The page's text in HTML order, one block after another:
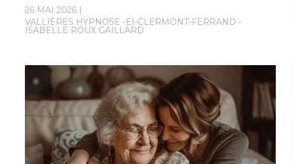
26 MAI 2026
VALLIÈRES HYPNOSE -EI-CLERMONT-FERRAND -
ISABELLE ROUX GAILLARD